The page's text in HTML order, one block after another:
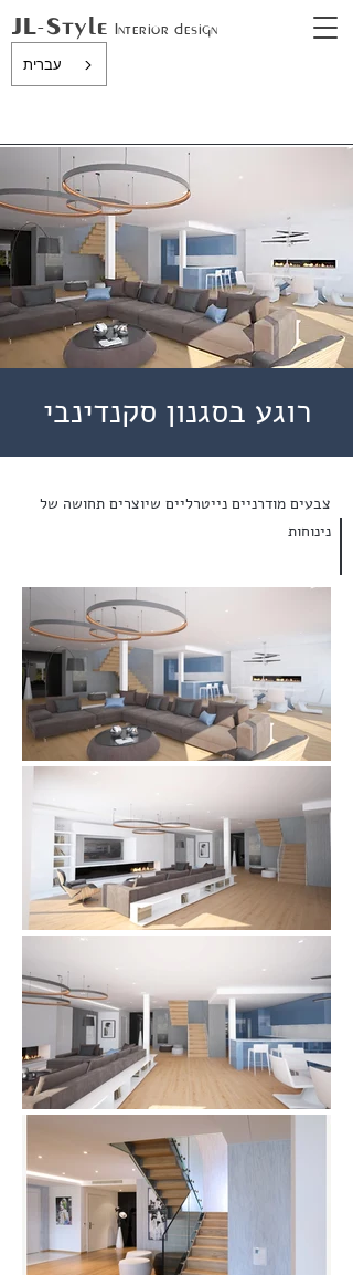
JL-Style Interior design
עברית
רוגע בסגנון סקנדינבי
צבעים מודרניים נייטרליים שיוצרים תחושה של
נינוחות